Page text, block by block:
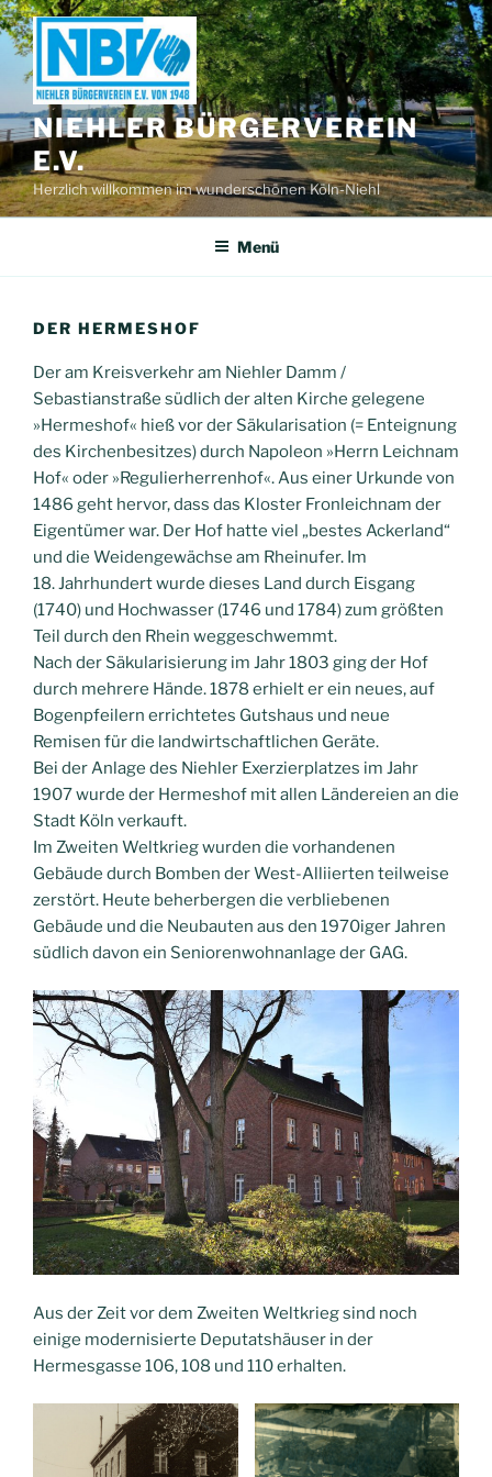
Zum
Inhalt
springen
NIEHLER BÜRGERVEREIN
E.V.
Herzlich willkommen im wunderschönen Köln-Niehl
Menü
DER HERMESHOF
Der am Kreisverkehr am Niehler Damm /
Sebastianstraße südlich der alten Kirche gelegene
»Hermeshof« hieß vor der Säkularisation (= Enteignung
des Kirchenbesitzes) durch Napoleon »Herrn Leichnam
Hof« oder »Regulierherrenhof«. Aus einer Urkunde von
1486 geht hervor, dass das Kloster Fronleichnam der
Eigentümer war. Der Hof hatte viel „bestes Ackerland“
und die Weidengewächse am Rheinufer. Im
18. Jahrhundert wurde dieses Land durch Eisgang
(1740) und Hochwasser (1746 und 1784) zum größten
Teil durch den Rhein weggeschwemmt.
Nach der Säkularisierung im Jahr 1803 ging der Hof
durch mehrere Hände. 1878 erhielt er ein neues, auf
Bogenpfeilern errichtetes Gutshaus und neue
Remisen für die landwirtschaftlichen Geräte.
Bei der Anlage des Niehler Exerzierplatzes im Jahr
1907 wurde der Hermeshof mit allen Ländereien an die
Stadt Köln verkauft.
Im Zweiten Weltkrieg wurden die vorhandenen
Gebäude durch Bomben der West-Alliierten teilweise
zerstört. Heute beherbergen die verbliebenen
Gebäude und die Neubauten aus den 1970iger Jahren
südlich davon ein Seniorenwohnanlage der GAG.
Aus der Zeit vor dem Zweiten Weltkrieg sind noch
einige modernisierte Deputatshäuser in der
Hermesgasse 106, 108 und 110 erhalten.